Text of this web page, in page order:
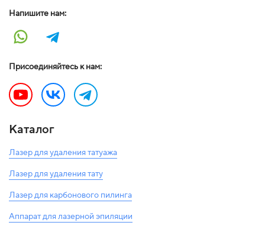
Напишите нам:
Присоединяйтесь к нам:
Каталог
Лазер для удаления татуажа
Лазер для удаления тату
Лазер для карбонового пилинга
Аппарат для лазерной эпиляции